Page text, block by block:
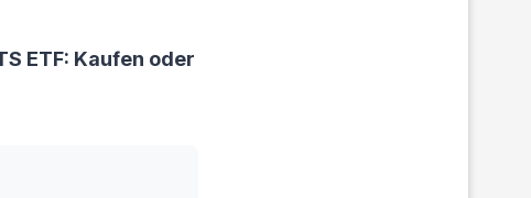
ETF: Kaufen oder